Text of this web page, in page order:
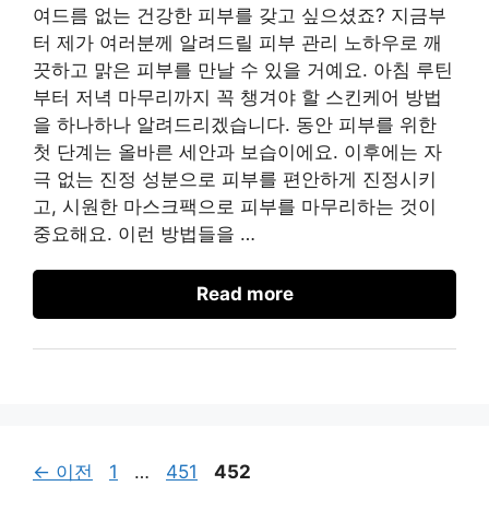
여드름 없는 건강한 피부를 갖고 싶으셨죠? 지금부
터 제가 여러분께 알려드릴 피부 관리 노하우로 깨
끗하고 맑은 피부를 만날 수 있을 거예요. 아침 루틴
부터 저녁 마무리까지 꼭 챙겨야 할 스킨케어 방법
을 하나하나 알려드리겠습니다. 동안 피부를 위한
첫 단계는 올바른 세안과 보습이에요. 이후에는 자
극 없는 진정 성분으로 피부를 편안하게 진정시키
고, 시원한 마스크팩으로 피부를 마무리하는 것이
중요해요. 이런 방법들을 …
Read more
← 이전
페
1 …
페
451
페
452